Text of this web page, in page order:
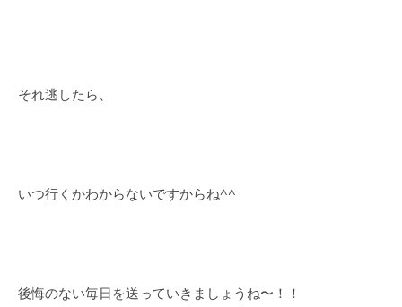
それ逃したら、
いつ行くかわからないですからね^^
後悔のない毎日を送っていきましょうね〜！！